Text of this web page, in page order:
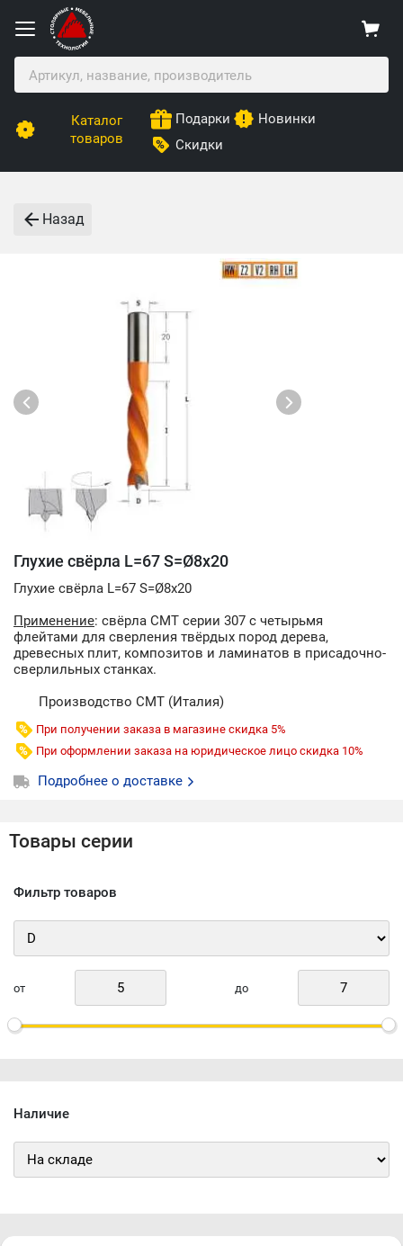
Каталог
товаров
Подарки
Новинки
Скидки
Назад
Глухие свёрла L=67 S=Ø8x20
Глухие свёрла L=67 S=Ø8x20
Применение: свёрла СМТ серии 307 с четырьмя
флейтами для сверления твёрдых пород дерева,
древесных плит, композитов и ламинатов в присадочно-
сверлильных станках.
Производство CMT (Италия)
При получении заказа в магазине скидка 5%
При оформлении заказа на юридическое лицо скидка 10%
Подробнее о доставке
Товары серии
Фильтр товаров
от до
Наличие